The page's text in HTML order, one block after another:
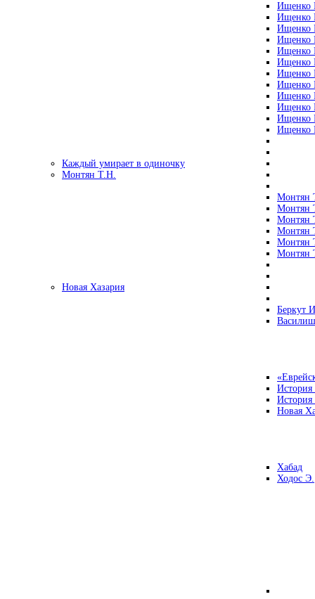
Ищенко
Ищенко
Ищенко
Ищенко
Ищенко
Ищенко
Ищенко
Ищенко
Ищенко
Ищенко
Ищенко
Ищенко
Каждый умирает в одиночку
Монтян Т.Н.
Монтян
Монтян
Монтян
Монтян
Монтян
Монтян
Новая Хазария
Беркут
Новая
Хабад
Ходос Э.